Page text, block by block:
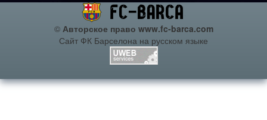
© Авторское право www.fc-barca.com
Сайт ФК Барселона на русском языке